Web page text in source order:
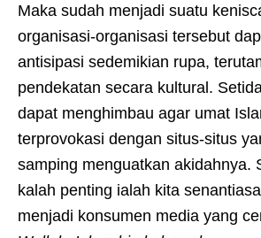
Maka sudah menjadi suatu
organisasi-organisasi tersebut
antisipasi sedemikian rupa,
pendekatan secara kultural.
dapat menghimbau agar umat
terprovokasi dengan situs-situs
samping menguatkan akidahnya.
kalah penting ialah kita
menjadi konsumen media yang